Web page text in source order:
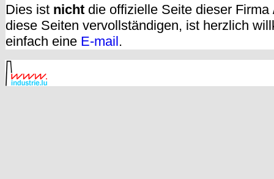
Dies ist nicht die offizielle Seite dieser
diese Seiten vervollständigen, ist herzlich
einfach eine E-mail .